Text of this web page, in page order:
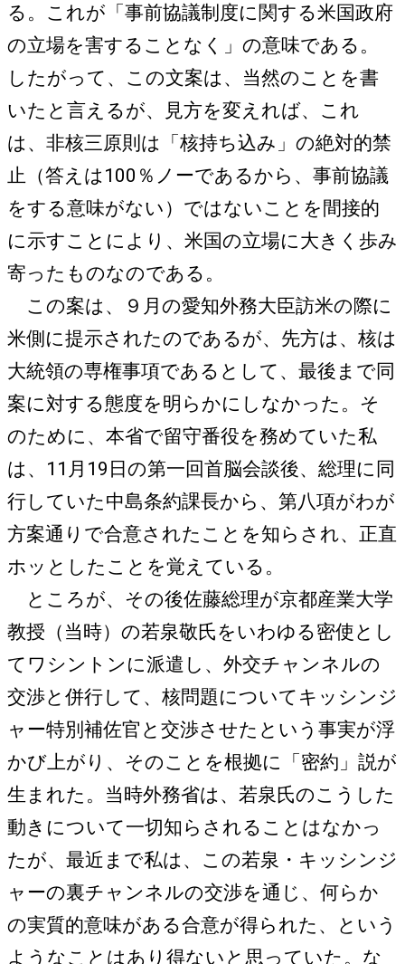
る。これが「事前協議制度に関する米国政府
の立場を害することなく」の意味である。
したがって、この文案は、当然のことを書
いたと言えるが、見方を変えれば、これ
は、非核三原則は「核持ち込み」の絶対的禁
止（答えは100％ノーであるから、事前協議
をする意味がない）ではないことを間接的
に示すことにより、米国の立場に大きく歩み
寄ったものなのである。
この案は、９月の愛知外務大臣訪米の際に
米側に提示されたのであるが、先方は、核は
大統領の専権事項であるとして、最後まで同
案に対する態度を明らかにしなかった。そ
のために、本省で留守番役を務めていた私
は、11月19日の第一回首脳会談後、総理に同
行していた中島条約課長から、第八項がわが
方案通りで合意されたことを知らされ、正直
ホッとしたことを覚えている。
ところが、その後佐藤総理が京都産業大学
教授（当時）の若泉敬氏をいわゆる密使とし
てワシントンに派遣し、外交チャンネルの
交渉と併行して、核問題についてキッシンジ
ャー特別補佐官と交渉させたという事実が浮
かび上がり、そのことを根拠に「密約」説が
生まれた。当時外務省は、若泉氏のこうした
動きについて一切知らされることはなかっ
たが、最近まで私は、この若泉・キッシンジ
ャーの裏チャンネルの交渉を通じ、何らか
の実質的意味がある合意が得られた、という
ようなことはあり得ないと思っていた。な